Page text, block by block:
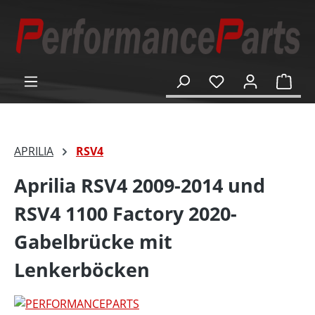
springen
APRILIA RSV4
Aprilia RSV4 2009-2014 und
RSV4 1100 Factory 2020-
Gabelbrücke mit
Lenkerböcken